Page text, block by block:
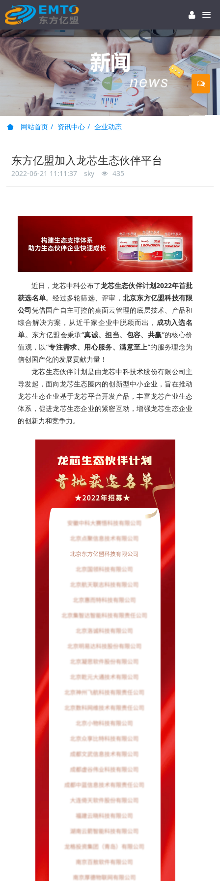
网站首页 资讯中心 企业动态
东方亿盟加入龙芯生态伙伴平台
2022-06-21 11:11:37 sky 435
近日，龙芯中科公布了龙芯生态伙伴计划2022年首批
获选名单。经过多轮筛选、评审， 北京东方亿盟科技有限
公司凭借国产自主可控的桌面云管理的底层技术、产品和
综合解决方案，从近千家企业中脱颖而出， 成功入选名
单。东方亿盟会秉承“真诚、担当、包容、共赢”的核心价
值观，以“专注需求、用心服务、满意至上”的服务理念为
信创国产化的发展贡献力量！
龙芯生态伙伴计划是由龙芯中科技术股份有限公司主
导发起，面向龙芯生态圈内的创新型中小企业，旨在推动
龙芯生态企业基于龙芯平台开发产品，丰富龙芯产业生态
体系，促进龙芯生态企业的紧密互动，增强龙芯生态企业
的创新力和竞争力。